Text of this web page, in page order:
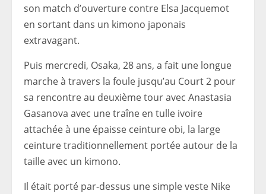
son match d’ouverture contre Elsa Jacquemot
en sortant dans un kimono japonais
extravagant.
Puis mercredi, Osaka, 28 ans, a fait une longue
marche à travers la foule jusqu’au Court 2 pour
sa rencontre au deuxième tour avec Anastasia
Gasanova avec une traîne en tulle ivoire
attachée à une épaisse ceinture obi, la large
ceinture traditionnellement portée autour de la
taille avec un kimono.
Il était porté par-dessus une simple veste Nike